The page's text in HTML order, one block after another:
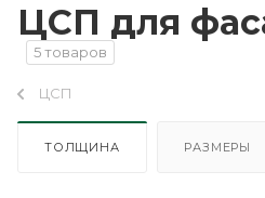
ЦСП для
5 товаров
ЦСП
ТОЛЩИНА РАЗМЕРЫ